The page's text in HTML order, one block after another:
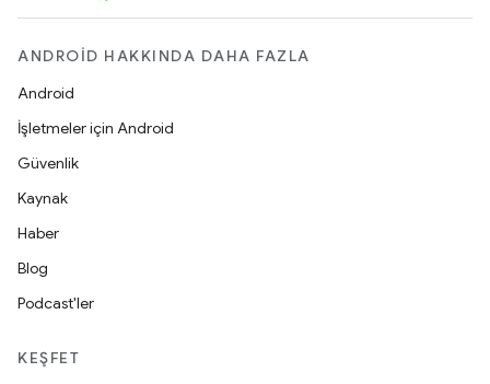
ANDROID HAKKINDA DAHA FAZLA
Android
İşletmeler için Android
Güvenlik
Kaynak
Haber
Blog
Podcast'ler
KEŞFET